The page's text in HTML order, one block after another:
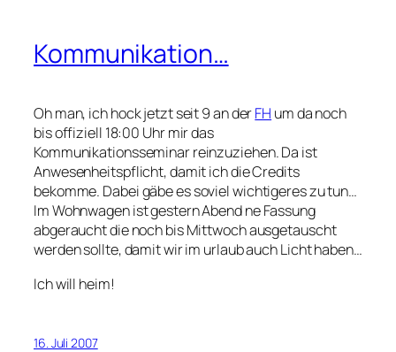
Kommunikation…
Oh man, ich hock jetzt seit 9 an derFH um da noch
bis offiziell 18:00 Uhr mir das
Kommunikationsseminar reinzuziehen. Da ist
Anwesenheitspflicht, damit ich die Credits
bekomme. Dabei gäbe es soviel wichtigeres zu tun…
Im Wohnwagen ist gestern Abend ne Fassung
abgeraucht die noch bis Mittwoch ausgetauscht
werden sollte, damit wir im urlaub auch Licht haben…
Ich will heim!
16. Juli 2007